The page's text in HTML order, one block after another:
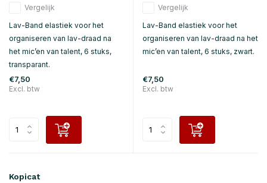
Vergelijk
Lav-Band elastiek voor het
organiseren van lav-draad na
het mic’en van talent, 6 stuks,
transparant.
€7,50
Excl. btw
Vergelijk
Lav-Band elastiek voor het
organiseren van lav-draad na het
mic’en van talent, 6 stuks, zwart.
€7,50
Excl. btw
Kopicat